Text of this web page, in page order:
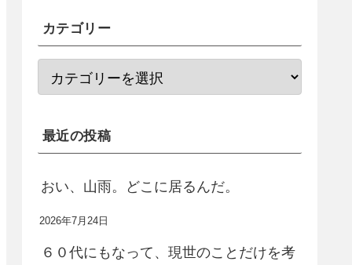
カテゴリー
最近の投稿
おい、山雨。どこに居るんだ。
2026年7月24日
６０代にもなって、現世のことだけを考